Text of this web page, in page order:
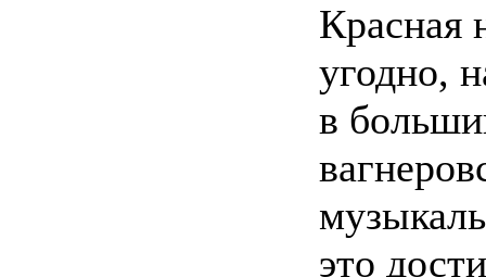
Красная
угодно,
в
это